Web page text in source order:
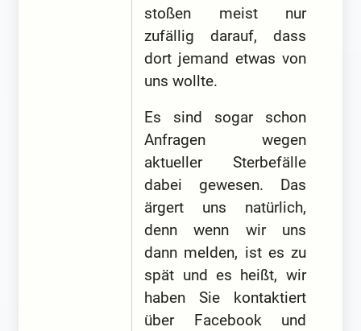
stoßen meist nur
zufällig darauf, dass
dort jemand etwas von
uns wollte.
Es sind sogar schon
Anfragen wegen
aktueller Sterbefälle
dabei gewesen. Das
ärgert uns natürlich,
denn wenn wir uns
dann melden, ist es zu
spät und es heißt, wir
haben Sie kontaktiert
über Facebook und